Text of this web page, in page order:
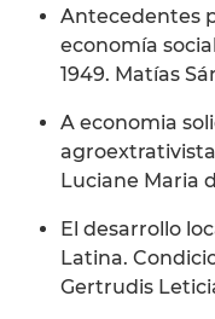
Antecedentes
economía
1949. Matías
A economia
Luciane Maria
El desarrollo
Latina.
Gertrudis